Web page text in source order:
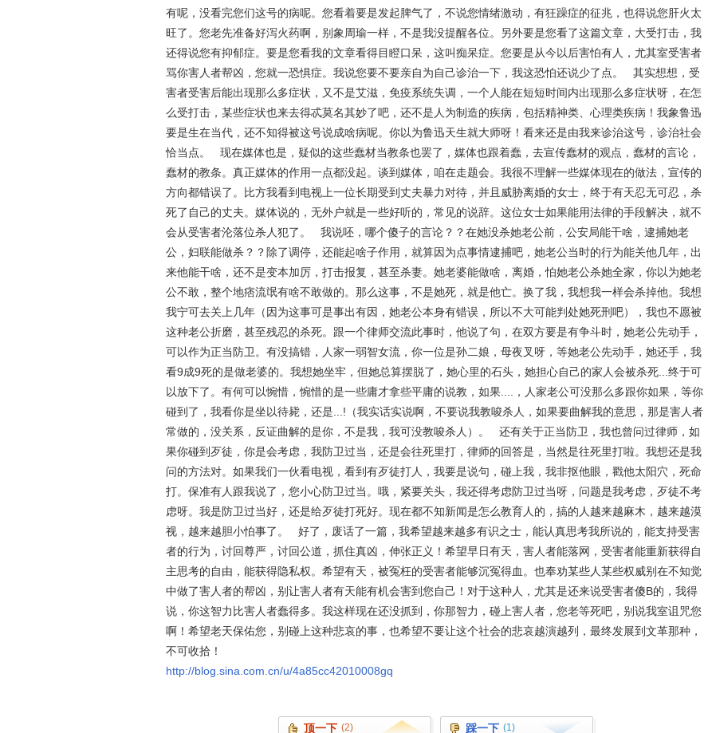
有呢，没看完您们这号的病呢。您看着要是发起脾气了，不说您情绪激动，有狂躁症的征兆，也得说您肝火太
旺了。您老先准备好泻火药啊，别象周瑜一样，不是我没提醒各位。另外要是您看了这篇文章，大受打击，我
还得说您有抑郁症。要是您看我的文章看得目瞪口呆，这叫痴呆症。您要是从今以后害怕有人，尤其室受害者
骂你害人者帮凶，您就一恐惧症。我说您要不要亲自为自己诊治一下，我这恐怕还说少了点。 其实想想，受
害者受害后能出现那么多症状，又不是艾滋，免疫系统失调，一个人能在短短时间内出现那么多症状呀，在怎
么受打击，某些症状也来去得忒莫名其妙了吧，还不是人为制造的疾病，包括精神类、心理类疾病！我象鲁迅
要是生在当代，还不知得被这号说成啥病呢。你以为鲁迅天生就大师呀！看来还是由我来诊治这号，诊治社会
恰当点。 现在媒体也是，疑似的这些蠢材当教条也罢了，媒体也跟着蠢，去宣传蠢材的观点，蠢材的言论，
蠢材的教条。真正媒体的作用一点都没起。谈到媒体，咱在走题会。我很不理解一些媒体现在的做法，宣传的
方向都错误了。比方我看到电视上一位长期受到丈夫暴力对待，并且威胁离婚的女士，终于有天忍无可忍，杀
死了自己的丈夫。媒体说的，无外户就是一些好听的，常见的说辞。这位女士如果能用法律的手段解决，就不
会从受害者沦落位杀人犯了。 我说呸，哪个傻子的言论？？在她没杀她老公前，公安局能干啥，逮捕她老
公，妇联能做杀？？除了调停，还能起啥子作用，就算因为点事情逮捕吧，她老公当时的行为能关他几年，出
来他能干啥，还不是变本加厉，打击报复，甚至杀妻。她老婆能做啥，离婚，怕她老公杀她全家，你以为她老
公不敢，整个地痞流氓有啥不敢做的。那么这事，不是她死，就是他亡。换了我，我想我一样会杀掉他。我想
我宁可去关上几年（因为这事可是事出有因，她老公本身有错误，所以不大可能判处她死刑吧），我也不愿被
这种老公折磨，甚至残忍的杀死。跟一个律师交流此事时，他说了句，在双方要是有争斗时，她老公先动手，
可以作为正当防卫。有没搞错，人家一弱智女流，你一位是孙二娘，母夜叉呀，等她老公先动手，她还手，我
看9成9死的是做老婆的。我想她坐牢，但她总算摆脱了，她心里的石头，她担心自己的家人会被杀死...终于可
以放下了。有何可以惋惜，惋惜的是一些庸才拿些平庸的说教，如果....，人家老公可没那么多跟你如果，等你
碰到了，我看你是坐以待毙，还是...!（我实话实说啊，不要说我教唆杀人，如果要曲解我的意思，那是害人者
常做的，没关系，反证曲解的是你，不是我，我可没教唆杀人）。 还有关于正当防卫，我也曾问过律师，如
果你碰到歹徒，你是会考虑，我防卫过当，还是会往死里打，律师的回答是，当然是往死里打啦。我想还是我
问的方法对。如果我们一伙看电视，看到有歹徒打人，我要是说句，碰上我，我非抠他眼，戳他太阳穴，死命
打。保准有人跟我说了，您小心防卫过当。哦，紧要关头，我还得考虑防卫过当呀，问题是我考虑，歹徒不考
虑呀。我是防卫过当好，还是给歹徒打死好。现在都不知新闻是怎么教育人的，搞的人越来越麻木，越来越漠
视，越来越胆小怕事了。 好了，废话了一篇，我希望越来越多有识之士，能认真思考我所说的，能支持受害
者的行为，讨回尊严，讨回公道，抓住真凶，伸张正义！希望早日有天，害人者能落网，受害者能重新获得自
主思考的自由，能获得隐私权。希望有天，被冤枉的受害者能够沉冤得血。也奉劝某些人某些权威别在不知觉
中做了害人者的帮凶，别让害人者有天能有机会害到您自己！对于这种人，尤其是还来说受害者傻B的，我得
说，你这智力比害人者蠢得多。我这样现在还没抓到，你那智力，碰上害人者，您老等死吧，别说我室诅咒您
啊！希望老天保佑您，别碰上这种悲哀的事，也希望不要让这个社会的悲哀越演越列，最终发展到文革那种，
不可收拾！
http://blog.sina.com.cn/u/4a85cc42010008gq
顶一下 (2) 踩一下 (1)